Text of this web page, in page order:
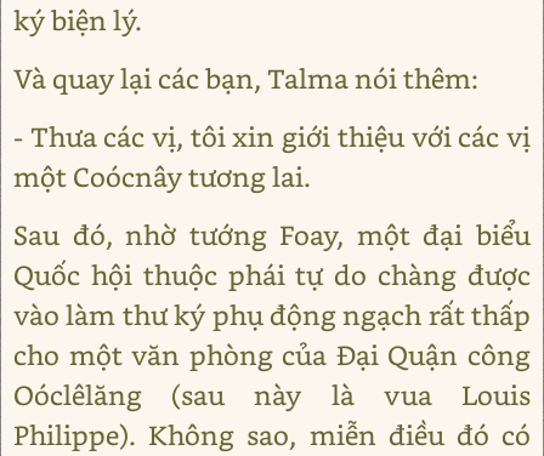
ký biện lý.
Và quay lại các bạn, Talma nói thêm:
- Thưa các vị, tôi xin giới thiệu với các vị
một Coócnây tương lai.
Sau đó, nhờ tướng Foay, một đại biểu
Quốc hội thuộc phái tự do chàng được
vào làm thư ký phụ động ngạch rất thấp
cho một văn phòng của Đại Quận công
Oóclêlăng (sau này là vua Louis
Philippe). Không sao, miễn điều đó có